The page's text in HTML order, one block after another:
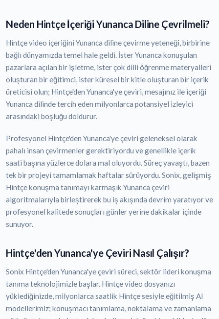
Neden Hintçe İçeriği Yunanca Diline Çevrilmeli?
Hintçe video içeriğini Yunanca diline çevirme yeteneği, birbirine
bağlı dünyamızda temel hale geldi. İster Yunanca konuşulan
pazarlara açılan bir işletme, ister çok dilli öğrenme materyalleri
oluşturan bir eğitimci, ister küresel bir kitle oluşturan bir içerik
üreticisi olun; Hintçe'den Yunanca'ye çeviri, mesajınız ile içeriği
Yunanca dilinde tercih eden milyonlarca potansiyel izleyici
arasındaki boşluğu doldurur.
Profesyonel Hintçe'den Yunanca'ye çeviri geleneksel olarak
pahalı insan çevirmenler gerektiriyordu ve genellikle içerik
saati başına yüzlerce dolara mal oluyordu. Süreç yavaştı, bazen
tek bir projeyi tamamlamak haftalar sürüyordu. Sonix, gelişmiş
Hintçe konuşma tanımayı karmaşık Yunanca çeviri
algoritmalarıyla birleştirerek bu iş akışında devrim yaratıyor ve
profesyonel kalitede sonuçları günler yerine dakikalar içinde
sunuyor.
Hintçe'den Yunanca'ye Çeviri Nasıl Çalışır?
Sonix Hintçe'den Yunanca'ye çeviri süreci, sektör lideri konuşma
tanıma teknolojimizle başlar. Hintçe video dosyanızı
yüklediğinizde, milyonlarca saatlik Hintçe sesiyle eğitilmiş AI
modellerimiz; konuşmacı tanımlama, noktalama ve zamanlama